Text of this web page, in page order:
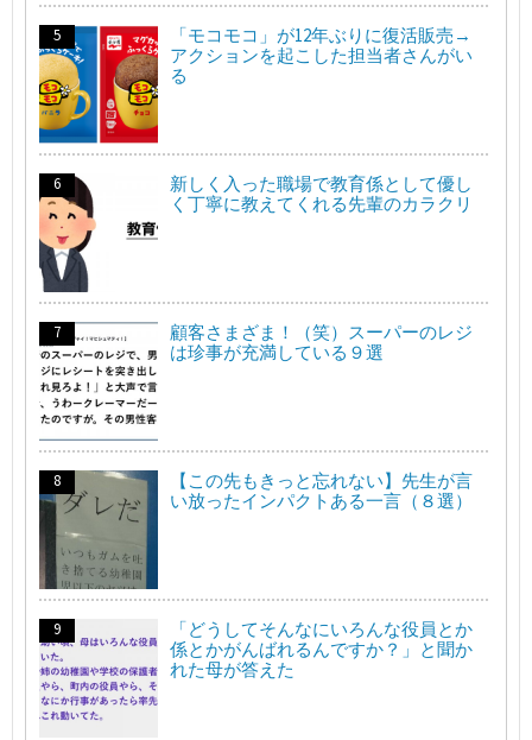
「モコモコ」が12年ぶりに復活販売→
アクションを起こした担当者さんがい
る
新しく入った職場で教育係として優し
く丁寧に教えてくれる先輩のカラクリ
顧客さまざま！（笑）スーパーのレジ
は珍事が充満している９選
【この先もきっと忘れない】先生が言
い放ったインパクトある一言（８選）
「どうしてそんなにいろんな役員とか
係とかがんばれるんですか？」と聞か
れた母が答えた